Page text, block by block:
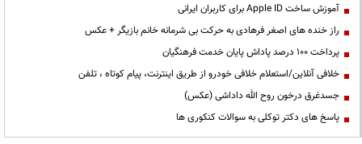
آموزش ساخت Apple ID برای کاربران ایرانی
راز خنده های اصغر فرهادی به حرکت بی شرمانه خانم بازیگر + عکس
پرداخت ۱۰۰ درصد پاداش پایان خدمت فرهنگیان
خلافی آنلاین/استعلام خلافی خودرو از طریق اینترنت، پیام کوتاه ، تلفن
جسدغرق درخون روح الله داداشی (عکس)
پاسخ های دکتر توکلی به سوالات کنکوری ها